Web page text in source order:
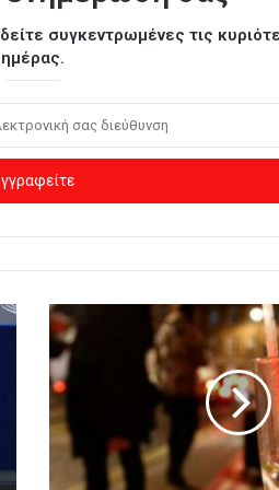
συγκεντρωμένες τις
ημέρας.